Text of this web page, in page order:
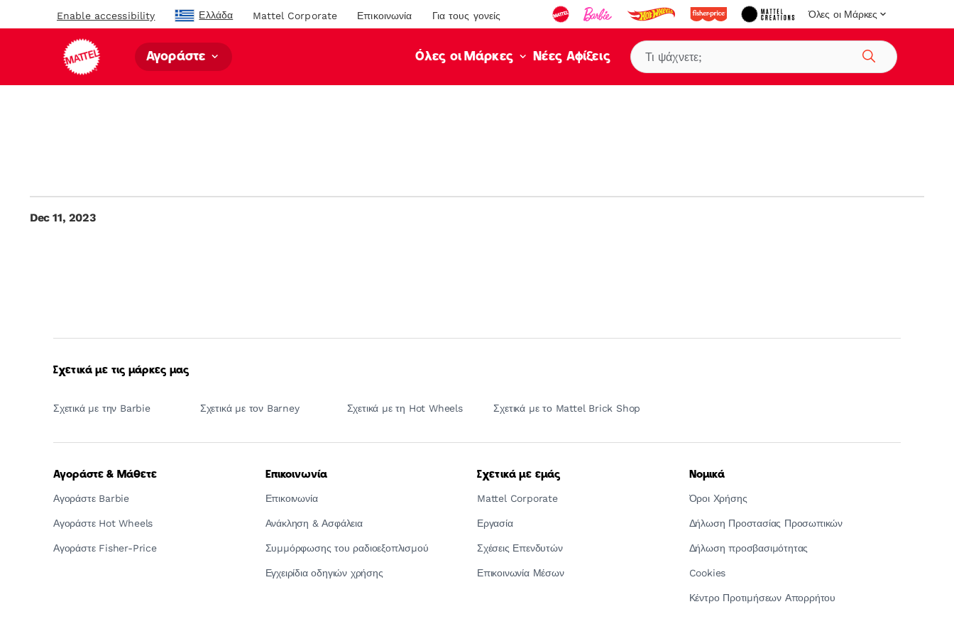
Enable accessibility Ελλάδα Mattel Corporate Επικοινωνία Για τους γονείς Όλες οι Μάρκες
Αγοράστε Όλες οι Μάρκες Νέες Αφίξεις
Αναζήτηση
Dec 11, 2023
Σχετικά με τις μάρκες μας
Σχετικά με την Barbie Σχετικά με τον Barney Σχετικά με τη Hot Wheels Σχετικά με το Mattel Brick Shop
Αγοράστε & Μάθετε
Αγοράστε Barbie
Αγοράστε Hot Wheels
Αγοράστε Fisher-Price
Επικοινωνία
Επικοινωνία
Ανάκληση & Ασφάλεια
Συμμόρφωσης του ραδιοεξοπλισμού
Εγχειρίδια οδηγιών χρήσης
Σχετικά με εμάς
Mattel Corporate
Εργασία
Σχέσεις Επενδυτών
Επικοινωνία Μέσων
Νομικά
Όροι Χρήσης
Δήλωση Προστασίας Προσωπικών
Δήλωση προσβασιμότητας
Cookies
Κέντρο Προτιμήσεων Απορρήτου